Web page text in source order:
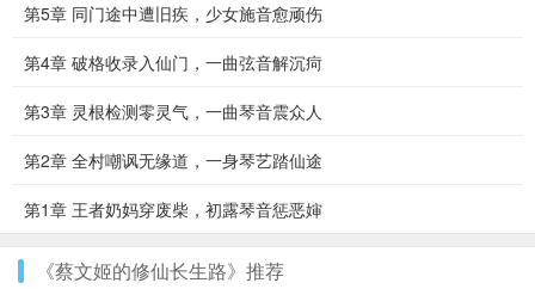
第5章 同门途中遭旧疾，少女施音愈顽伤
第4章 破格收录入仙门，一曲弦音解沉疴
第3章 灵根检测零灵气，一曲琴音震众人
第2章 全村嘲讽无缘道，一身琴艺踏仙途
第1章 王者奶妈穿废柴，初露琴音惩恶婶
《蔡文姬的修仙长生路》推荐